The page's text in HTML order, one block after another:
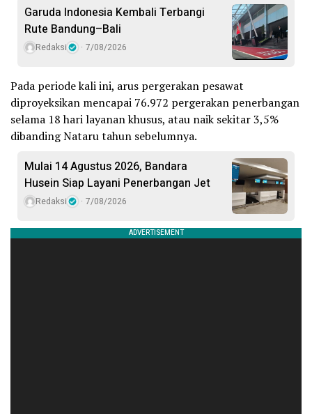
Garuda Indonesia Kembali Terbangi
Rute Bandung–Bali
Redaksi 7/08/2026
Pada periode kali ini, arus pergerakan pesawat
diproyeksikan mencapai 76.972 pergerakan penerbangan
selama 18 hari layanan khusus, atau naik sekitar 3,5%
dibanding Nataru tahun sebelumnya.
Mulai 14 Agustus 2026, Bandara
Husein Siap Layani Penerbangan Jet
Redaksi 7/08/2026